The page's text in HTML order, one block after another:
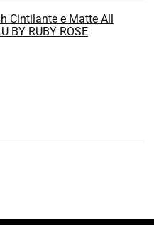
Cintilante e Matte All
BY RUBY ROSE